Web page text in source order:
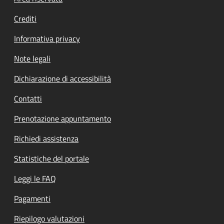
Crediti
Informativa privacy
Note legali
Dichiarazione di accessibilità
Contatti
Prenotazione appuntamento
Richiedi assistenza
Statistiche del portale
Leggi le FAQ
Pagamenti
Riepilogo valutazioni